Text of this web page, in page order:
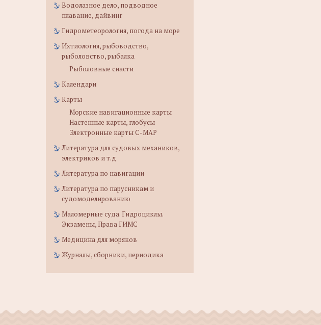
Водолазное дело, подводное
плавание, дайвинг
Гидрометеорология, погода на море
Ихтиология, рыбоводство,
рыболовство, рыбалка
Рыболовные снасти
Календари
Карты
Морские навигационные карты
Настенные карты, глобусы
Электронные карты C-MAP
Литература для судовых механиков,
электриков и т.д
Литература по навигации
Литература по парусникам и
судомоделированию
Маломерные суда. Гидроциклы.
Экзамены, Права ГИМС
Медицина для моряков
Журналы, сборники, периодика